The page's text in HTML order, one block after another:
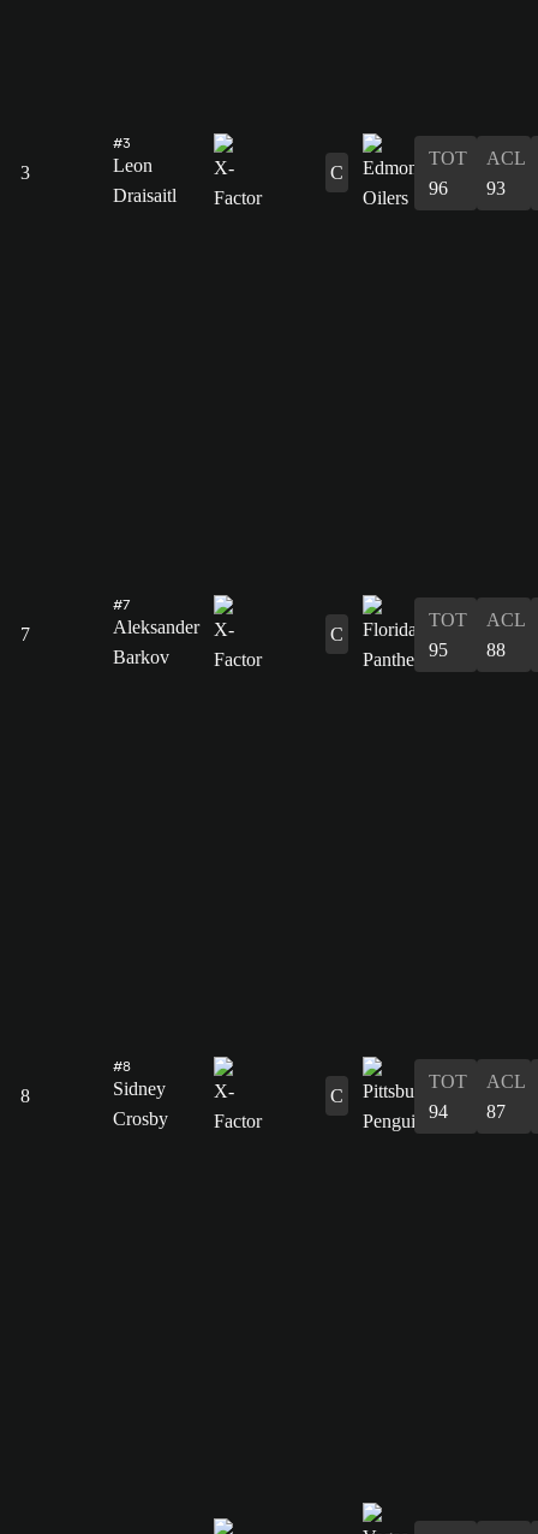
3
#3
Leon
Draisaitl
C
TOT
96
ACL
93
7
#7
Aleksander
Barkov
C
TOT
95
ACL
88
8
#8
Sidney
Crosby
C
TOT
94
ACL
87